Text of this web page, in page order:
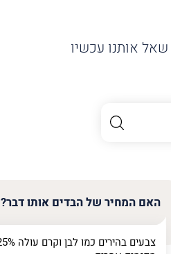
שאל אותנו עכשיו
האם המחיר של הבדים אותו דבר?